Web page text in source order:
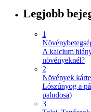
Legjobb
1
A kalcium
növényeknél?
2
Növények
Lószúnyog a
paludosa)
3